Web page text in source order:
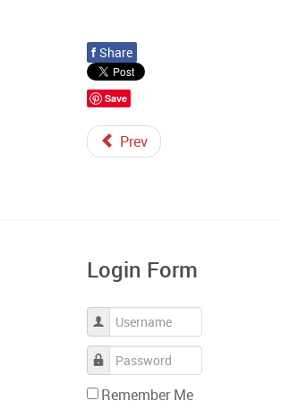
f Share
Save
Prev
Login Form
Username
Password
Remember Me